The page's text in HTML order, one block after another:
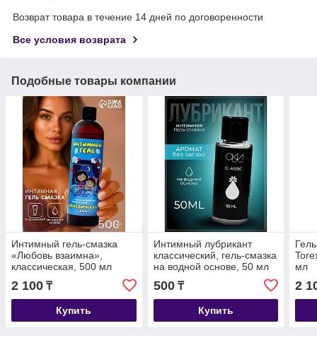
Возврат товара в течение 14 дней по договоренности
Все условия возврата
Подобные товары компании
Интимный гель-смазка
«Любовь взаимна»,
классическая, 500 мл
2 100 ₸
Купить
Интимный лубрикант
классический, гель-смазка
на водной основе, 50 мл
Оки-Чпоки
500₸
Купить
мл
2